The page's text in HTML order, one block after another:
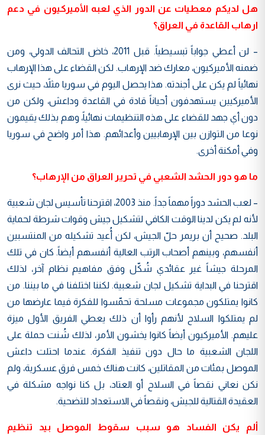
هل لديكم معطيات عن الدور الذي لعبه الأميركيون في دعم
ارهاب القاعدة في العراق؟
– لن أعطي جواباً تبسيطياً. قبل 2011، خاض التحالف الدولي، ومن
ضمنه الأميركيون، معارك ضد الإرهاب. لكن القضاء على هذا الإرهاب
نهائياً لم يكن على أجندته. هذا يحصل اليوم في سوريا مثلاً، حيث نرى
الأميركيين يستهدفون أحياناً قادة في القاعدة وداعش، ولكن من
دون أي جهد للقضاء على هذه التنظيمات نهائياً، وهم بذلك يقيمون
نوعا من التوازن بين الإرهابيين وأعدائهم. هذا أمر واضح في سوريا
وفي أمكنة أخرى.
ما هو دور الحشد الشعبي في تحرير العراق من الإرهاب؟
– لعب الحشد دوراً مهماً جداً. منذ 2003، اقترحنا تأسيس لجان شعبية
لأنه لم يكن لدينا الوقت الكافي لتشكيل جيش وقوات شرطة لحماية
البلد. صحيح أن بريمر حلّ الجيش، لكن أُعيد تشكيله من المنتسبين
أنفسهم، وبينهم أصحاب الرتب العالية أنفسهم أيضاً. كان في تلك
المرحلة جيشاً غير عقائدي شُكّل وفق مفاهيم نظام آخر، لذلك
اقترحنا في البداية تشكيل لجان شعبية. لكننا اختلفنا في ما بيننا. من
كانوا يمتلكون مجموعات مسلحة تحمّسوا للفكرة فيما عارضها من
لم يمتلكوا السلاح لأنهم رأوا أن ذلك يعطي الفريق الأول ميزة
عليهم. الأميركيون أيضاً كانوا يخشون الأمر، لذلك شُنت حملة على
اللجان الشعبية ما حال دون تنفيذ الفكرة. عندما احتلت داعش
الموصل بمئات من المقاتلين، كانت هناك خمس فرق عسكرية، ولم
نكن نعاني نقصاً في السلاح أو العتاد، بل كنا نواجه مشكلة في
العقيدة القتالية للجيش، ونقصاً في الاستعداد للتضحية.
ألم يكن الفساد هو سبب سقوط الموصل بيد تنظيم